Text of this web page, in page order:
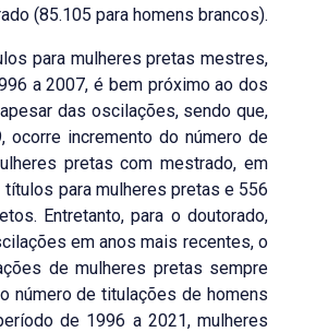
(85.105 para homens brancos).
para mulheres pretas mestres,
a 2007, é bem próximo ao dos
das oscilações, sendo que,
ocorre incremento do número de
pretas com mestrado, em
para mulheres pretas e 556
Entretanto, para o doutorado,
em anos mais recentes, o
de mulheres pretas sempre
número de titulações de homens
de 1996 a 2021, mulheres